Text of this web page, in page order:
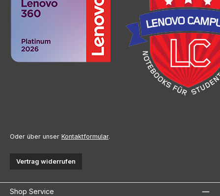
Oder über unser Kontaktformular.
Vertrag widerrufen
Shop Service